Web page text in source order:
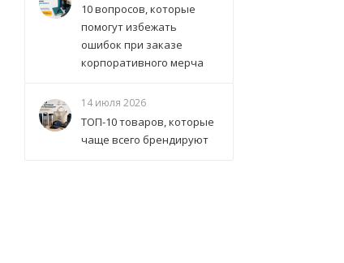
10 вопросов, которые
помогут избежать
ошибок при заказе
корпоративного мерча
14 июля 2026
ТОП-10 товаров, которые
чаще всего брендируют